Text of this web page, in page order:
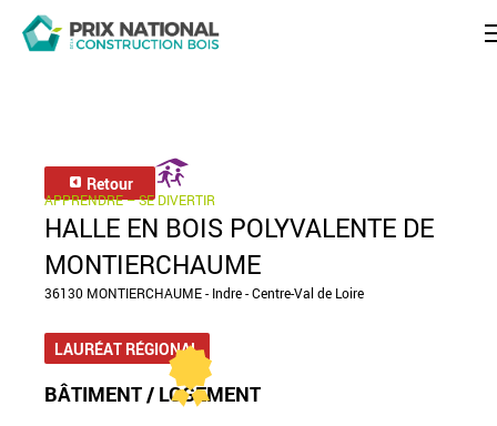
Retour
APPRENDRE – SE DIVERTIR
HALLE EN BOIS POLYVALENTE DE
MONTIERCHAUME
36130 MONTIERCHAUME - Indre - Centre-Val de Loire
LAURÉAT RÉGIONAL
BÂTIMENT / LOGEMENT